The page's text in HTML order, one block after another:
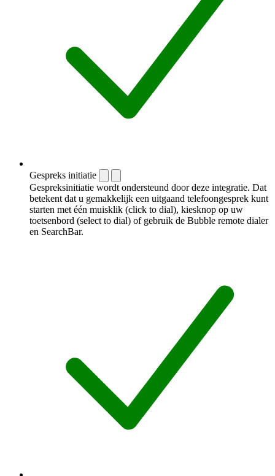
Gespreks initiatie
Gespreksinitiatie wordt ondersteund door deze integratie. Dat
betekent dat u gemakkelijk een uitgaand telefoongesprek kunt
starten met één muisklik (click to dial), kiesknop op uw
toetsenbord (select to dial) of gebruik de Bubble remote dialer
en SearchBar.